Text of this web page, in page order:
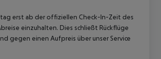
erst ab der offiziellen Check-In-Zeit des
einzuhalten. Dies schließt Rückflüge
gegen einen Aufpreis über unser Service